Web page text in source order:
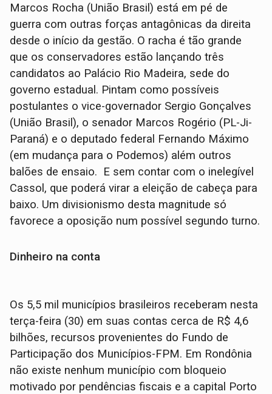
Marcos Rocha (União Brasil) está em pé de
guerra com outras forças antagônicas da direita
desde o início da gestão. O racha é tão grande
que os conservadores estão lançando três
candidatos ao Palácio Rio Madeira, sede do
governo estadual. Pintam como possíveis
postulantes o vice-governador Sergio Gonçalves
(União Brasil), o senador Marcos Rogério (PL-Ji-
Paraná) e o deputado federal Fernando Máximo
(em mudança para o Podemos) além outros
balões de ensaio. E sem contar com o inelegível
Cassol, que poderá virar a eleição de cabeça para
baixo. Um divisionismo desta magnitude só
favorece a oposição num possível segundo turno.
Dinheiro na conta
Os 5,5 mil municípios brasileiros receberam nesta
terça-feira (30) em suas contas cerca de R$ 4,6
bilhões, recursos provenientes do Fundo de
Participação dos Municípios-FPM. Em Rondônia
não existe nenhum município com bloqueio
motivado por pendências fiscais e a capital Porto